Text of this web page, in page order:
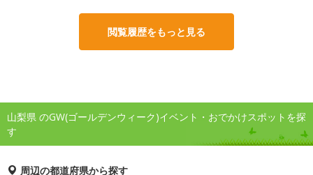
閲覧履歴をもっと見る
山梨県 のGW(ゴールデンウィーク)イベント・おでかけスポットを探
す
周辺の都道府県から探す